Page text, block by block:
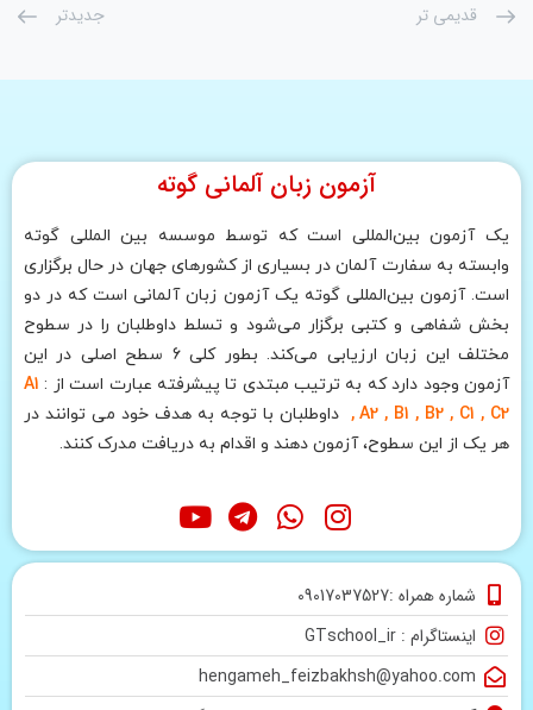
قدیمی تر جدیدتر
آزمون زبان آلمانی گوته
یک آزمون بین‌المللی است که توسط موسسه بین المللی گوته
وابسته به سفارت آلمان در بسیاری از کشورهای جهان در حال برگزاری
است. آزمون بین‌المللی گوته یک آزمون زبان آلمانی است که در دو
بخش شفاهی و کتبی برگزار می‌شود و تسلط داوطلبان را در سطوح
مختلف این زبان ارزیابی می‌کند. بطور کلی 6 سطح اصلی در این
آزمون وجود دارد که به ترتیب مبتدی تا پیشرفته عبارت است از : A1
, A2 , B1 , B2 , C1 , C2 داوطلبان با توجه به هدف خود می توانند در
هر یک از این سطوح، آزمون دهند و اقدام به دریافت مدرک کنند.
شماره همراه :09017037527
اینستاگرام : GTschool_ir
hengameh_feizbakhsh@yahoo.com